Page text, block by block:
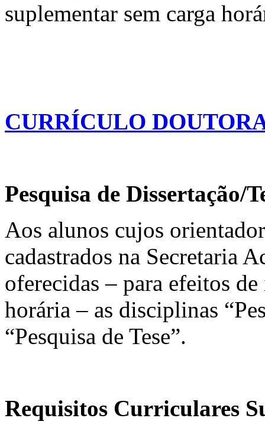
suplementar sem carga
CURRÍCULO
Pesquisa de Dissertação/
Aos alunos cujos
cadastrados na Secretaria
oferecidas – para efeitos
horária – as disciplinas
“Pesquisa de Tese”.
Requisitos Curriculares